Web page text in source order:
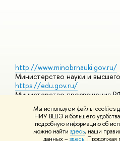
Мы используем файлы cookies
НИУ ВШЭ и большего удобства
подробную информацию об
можно найти здесь, наши
данных –здесь. Продолжая
http://www.minobrnauki.gov.ru/
Министерство науки и
https://edu.gov.ru/
Министерство просвещения
https://elearning.hse.ru/mooc
Массовые открытые онлайн-